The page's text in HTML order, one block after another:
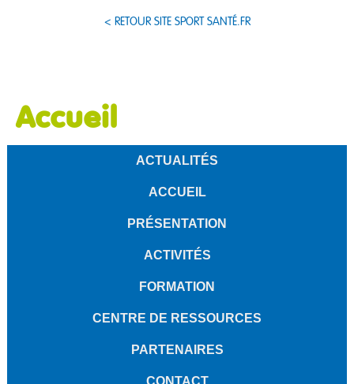
< RETOUR SITE SPORT SANTÉ.FR
Accueil
ACTUALITÉS
ACCUEIL
PRÉSENTATION
ACTIVITÉS
FORMATION
CENTRE DE RESSOURCES
PARTENAIRES
CONTACT